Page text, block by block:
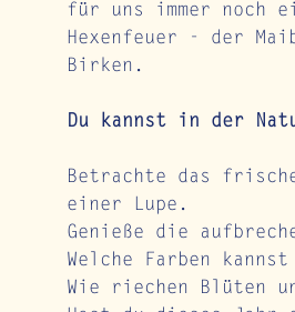
für uns immer noch
Hexenfeuer - der
Birken.
Du kannst in der
Betrachte das
einer Lupe.
Genieße die
Welche Farben
Wie riechen Blüten